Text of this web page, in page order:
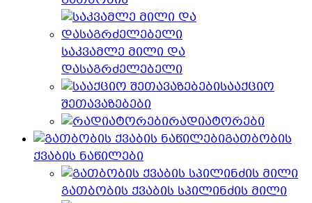
საკვამლე მილი და
დასაგრძელებელი
სააქციო
შეთავაზებები
რადიატორები
გათბობის
ქვაბის ნაწილები
გათბობის ქვაბის სპილინძის მილი